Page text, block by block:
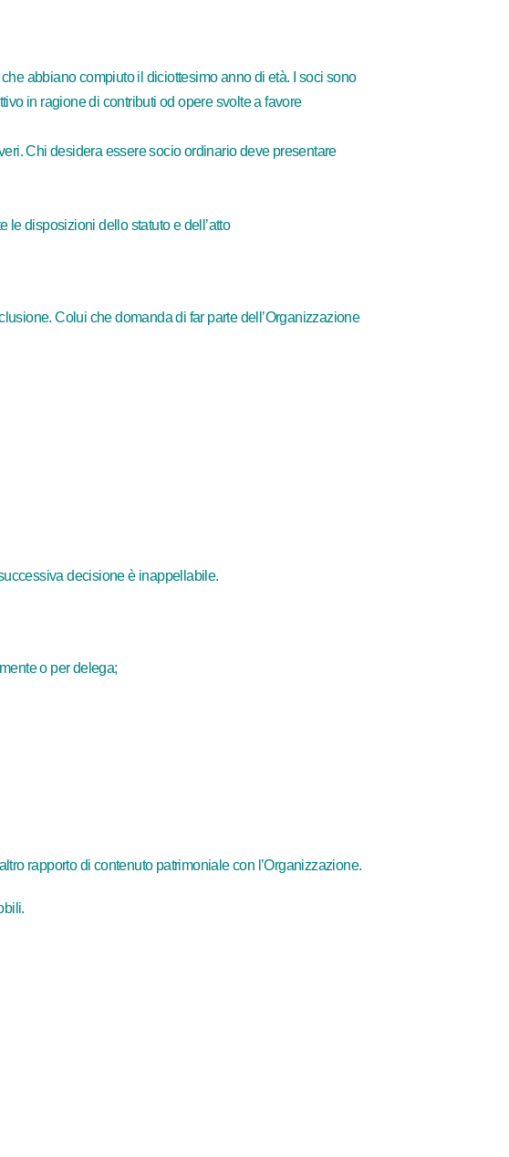
abbiano compiuto il diciottesimo anno di età. I soci sono
in ragione di contributi od opere svolte a favore
Chi desidera essere socio ordinario deve presentare
le disposizioni dello statuto e dell’atto
Colui che domanda di far parte dell’Organizzazione
decisione è inappellabile.
o per delega;
rapporto di contenuto patrimoniale con l’Organizzazione.